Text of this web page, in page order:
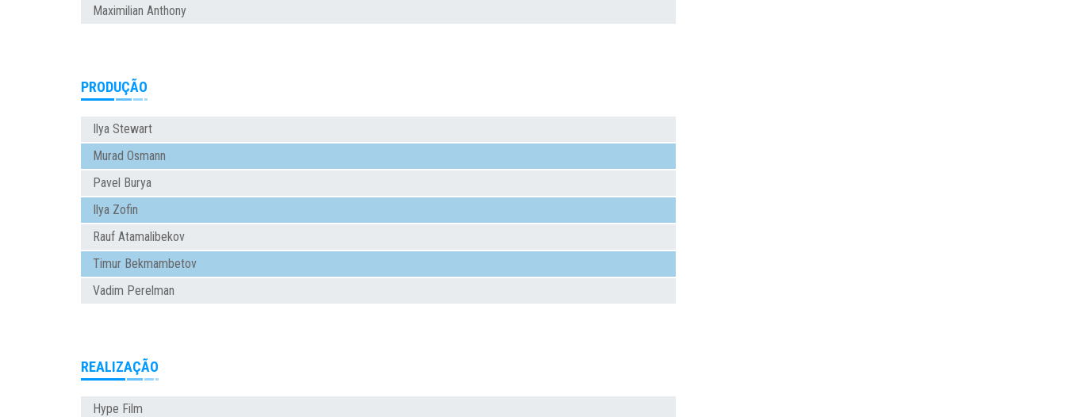
Maximilian Anthony
PRODUÇÃO
Ilya Stewart
Murad Osmann
Pavel Burya
Ilya Zofin
Rauf Atamalibekov
Timur Bekmambetov
Vadim Perelman
REALIZAÇÃO
Hype Film